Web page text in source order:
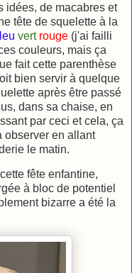
idées, de macabres et
tête de squelette à la
vert rouge (j'ai failli
couleurs, mais ça
fait cette parenthèse
bien servir à quelque
après être passé
dans sa chaise, en
par ceci et cela, ça
observer en allant
le matin.
fête enfantine,
à bloc de potentiel
bizarre a été la